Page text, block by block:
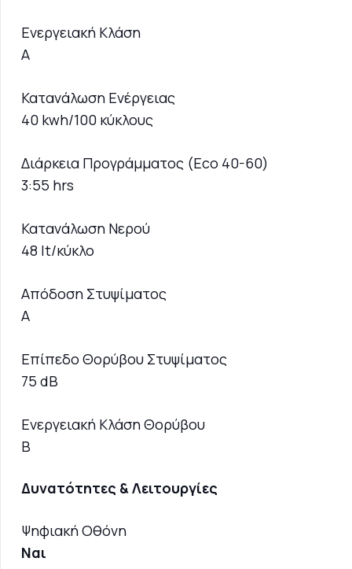
Ενεργειακή Κλάση
A
Κατανάλωση Ενέργειας
40 kwh/100 κύκλους
Διάρκεια Προγράμματος (Eco 40-60)
3:55 hrs
Κατανάλωση Νερού
48 lt/κύκλο
Απόδοση Στυψίματος
A
Επίπεδο Θορύβου Στυψίματος
75 dB
Ενεργειακή Κλάση Θορύβου
B
Δυνατότητες & Λειτουργίες
Ψηφιακή Οθόνη
Ναι